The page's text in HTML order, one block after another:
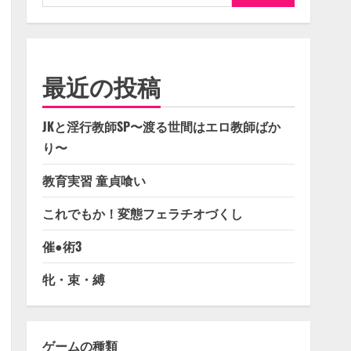
索:
最近の投稿
JKと淫行教師SP〜渡る世間はエロ教師ばか
り〜
教育実習 童貞喰い
これでもか！変態フェラチオづくし
催●術3
牝・束・縛
ゲームの種類